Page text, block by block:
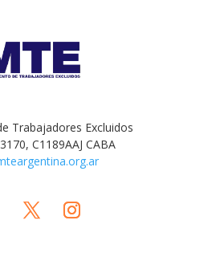
Trabajadores Excluidos
C1189AAJ CABA